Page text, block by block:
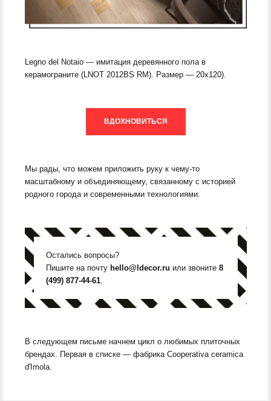
Legno del Notaio — имитация деревянного пола в
керамограните (LNOT 2012BS RM). Размер — 20х120).
ВДОХНОВИТЬСЯ
Мы рады, что можем приложить руку к чему-то
масштабному и объединяющему, связанному с историей
родного города и современными технологиями.
Остались вопросы?
Пишите на почту hello@ldecor.ru или звоните 8
(499) 877-44-61.
В следующем письме начнем цикл о любимых плиточных
брендах. Первая в списке — фабрика Cooperativa ceramica
d'Imola.